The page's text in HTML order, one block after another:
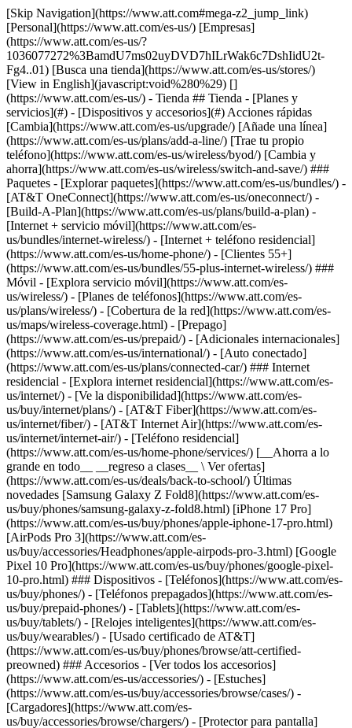
[Skip Navigation](https://www.att.com#mega-z2_jump_link) [Personal](https://www.att.com/es-us/) [Empresas](https://www.att.com/es-us/?1036077272%3BamdU7ms02uyDVD7hILrWak6c7DshIidU2t-Fg4..01) [Busca una tienda](https://www.att.com/es-us/stores/) [View in English](javascript:void%280%29) [](https://www.att.com/es-us/) - Tienda ## Tienda - [Planes y servicios](#) - [Dispositivos y accesorios](#) Acciones rápidas [Cambia](https://www.att.com/es-us/upgrade/) [Añade una línea](https://www.att.com/es-us/plans/add-a-line/) [Trae tu propio teléfono](https://www.att.com/es-us/wireless/byod/) [Cambia y ahorra](https://www.att.com/es-us/wireless/switch-and-save/) ### Paquetes - [Explorar paquetes](https://www.att.com/es-us/bundles/) - [AT&T OneConnect](https://www.att.com/es-us/oneconnect/) - [Build-A-Plan](https://www.att.com/es-us/plans/build-a-plan) - [Internet + servicio móvil](https://www.att.com/es-us/bundles/internet-wireless/) - [Internet + teléfono residencial](https://www.att.com/es-us/home-phone/) - [Clientes 55+](https://www.att.com/es-us/bundles/55-plus-internet-wireless/) ### Móvil - [Explora servicio móvil](https://www.att.com/es-us/wireless/) - [Planes de teléfonos](https://www.att.com/es-us/plans/wireless/) - [Cobertura de la red](https://www.att.com/es-us/maps/wireless-coverage.html) - [Prepago](https://www.att.com/es-us/prepaid/) - [Adicionales internacionales](https://www.att.com/es-us/international/) - [Auto conectado](https://www.att.com/es-us/plans/connected-car/) ### Internet residencial - [Explora internet residencial](https://www.att.com/es-us/internet/) - [Ve la disponibilidad](https://www.att.com/es-us/buy/internet/plans/) - [AT&T Fiber](https://www.att.com/es-us/internet/fiber/) - [AT&T Internet Air](https://www.att.com/es-us/internet/internet-air/) - [Teléfono residencial](https://www.att.com/es-us/home-phone/services/) [__Ahorra a lo grande en todo__ __regreso a clases__ \ Ver ofertas](https://www.att.com/es-us/deals/back-to-school/) Últimas novedades [Samsung Galaxy Z Fold8](https://www.att.com/es-us/buy/phones/samsung-galaxy-z-fold8.html) [iPhone 17 Pro](https://www.att.com/es-us/buy/phones/apple-iphone-17-pro.html) [AirPods Pro 3](https://www.att.com/es-us/buy/accessories/Headphones/apple-airpods-pro-3.html) [Google Pixel 10 Pro](https://www.att.com/es-us/buy/phones/google-pixel-10-pro.html) ### Dispositivos - [Teléfonos](https://www.att.com/es-us/buy/phones/) - [Teléfonos prepagados](https://www.att.com/es-us/buy/prepaid-phones/) - [Tablets](https://www.att.com/es-us/buy/tablets/) - [Relojes inteligentes](https://www.att.com/es-us/buy/wearables/) - [Usado certificado de AT&T](https://www.att.com/es-us/buy/phones/browse/att-certified-preowned) ### Accesorios - [Ver todos los accesorios](https://www.att.com/es-us/accessories/) - [Estuches](https://www.att.com/es-us/buy/accessories/browse/cases/) - [Cargadores](https://www.att.com/es-us/buy/accessories/browse/chargers/) - [Protector para pantalla](https://www.att.com/es-us/buy/accessories/browse/screen-protectors/) - [Audífonos](https://www.att.com/es-us/buy/accessories/browse/headphones/) ### Brands - [Apple](https://www.att.com/es-us/buy/phones/browse/apple/) - [Samsung](https://www.att.com/es-us/buy/phones/browse/samsung/) - [Motorola](https://www.att.com/es-us/buy/phones/browse/motorola/) - [Google](https://www.att.com/es-us/buy/phones/browse/google/) - [Meta](https://www.att.com/es-us/buy/accessories/browse/all/meta/) [__Obtén el nuevo Samsung Galaxy Z Fold8 por $0 con intercambio elegible__ \ Reserva](https://www.att.com/es-us/buy/phones/samsung-galaxy-z-fold8.html) - Ofertas ## Ofertas - [Nuevos y destacados](#) - [Descuentos para clientes](#) Destacados [Ve todas las ofertas](https://www.att.com/es-us/deals/) [Ofertas de servicio móvil](https://www.att.com/es-us/deals/cell-phone-deals/) [Ofertas de internet](https://www.att.com/es-us/deals/internet/) [Ofertas de intercambio](https://www.att.com/es-us/buy/phones/browse/tradeinoffer/) [Sin ofertas de intercambio](https://www.att.com/es-us/buy/phones/browse/nontradeinoffer/) ### Ofertas de tendencia - [Samsung Galaxy](https://www.att.com/es-us/buy/phones/browse/samsung_hasdeals_value_nontradeinoffer_tradeinoffer/) - [Apple iPhone](https://www.att.com/es-us/buy/phones/browse/apple_hasdeals_value_nontradeinoffer_tradeinoffer/) - [Menos de $50](https://www.att.com/es-us/buy/accessories/browse/all/price-range-25-50_price-range-5-25_5-and-under/) - [Ofertas de regreso a clases](https://www.att.com/es-us/deals/back-to-school/) ### Ofertas de dispositivos y accesorios - [Teléfonos](https://www.att.com/es-us/buy/phones/browse/hasdeals_value_nontradeinoffer_tradeinoffer/) - [Teléfonos prepagados](https://www.att.com/es-us/buy/prepaid-phones/browse/hasdeals/) - [Tablets](https://www.att.com/es-us/buy/tablets/browse/hasdeals_nontradeinoffer/) - [Relojes inteligentes](https://www.att.com/es-us/buy/wearables/browse/hasdeals_nontradeinoffer/) - [Ofertas de accesorios](https://www.att.com/es-us/buy/accessories/browse/all/deals/) ### Suscripciones - [AT&T OneConnect](https://www.att.com/es-us/oneconnect/) [__Cámbiate a AT&T y averigua cómo obtener hasta $800 por línea para terminar tu contrato__ \ Compra ahora](https://www.att.com/es-us/buy/phones/) ### Descuentos por ocupación - [Empleados de empresas](https://www.att.com/es-us/verification/signaturehub/#employment) - [Militares y veteranos](https://www.att.com/es-us/offers/discount-program/military-discount/) - [Maestros](https://www.att.com/es-us/offers/discount-program/teacher/) - [Enfermeros y médicos](https://www.att.com/es-us/verification/signaturehub/#medical) - [Personal de emergencias activo](https://www.att.com/es-us/firstnetandfamily/) ### Descuentos por afiliación - [Clientes 55+](https://www.att.com/es-us/verification/signaturehub/#age) - [Personal retirado del servicio de emergencia](https://www.att.com/es-us/offers/discount-program/retired-responders/) - [Trabajadores de sindicatos](https://www.att.com/es-us/offers/discount-program/union-discount/) - [Estudiantes](https://www.att.com/es-us/verification/signaturehub/#student) ### Ahorros para socios - [Descuento con tarjeta de crédito](https://www.att.com/es-us/?1036077272%3BamdU7ms02uyDVD7hIidU2t-FgOyvGkzT7uyJVm497PywgLdW2iYTVis9IZcUaO3.z1) - [Beneficios y más](https://andmorebenefits.att.com/root-discovery) [__Maestros: ahorra hasta $150 por línea y hasta un 20% en planes__ \ Obtén detalles](https://www.att.com/es-us/offers/discount-program/teacher/) - La diferencia de AT&T ## La diferencia de AT&T - [Nuestra ventaja competitiva](#) ### ¿Por qué elegirnos? - [Garantía AT&T](https://www.att.com/es-us/why-att/guarantee/) - [Por qué AT&T](https://www.att.com/es-us/why-att/) - [AT&T vs. T-Mobile y Verizon](https://www.att.com/es-us/wireless/switch-and-save/#compare-us) - [AT&T Fiber vs. Spectrum y Xfinity](https://www.att.com/es-us/internet/fiber/#compare-us) - [Prueba AT&T gratis](https://www.att.com/es-us/wireless/free-trial/) - [Cambia y ahorra](https://www.att.com/es-us/wireless/switch-and-save/) ### Cobertura excepcional - [Mapa de cobertura 5G](https://www.att.com/es-us/maps/wireless-coverage.html) - [Mapa de cobertura de fibra óptica](https://www.att.com/es-us/internet/fiber/coverage-map/) [__La mejor garantía de Estados Unidos__ \ Obtén detalles](https://www.att.com/es-us/why-att/guarantee/) - Ayuda ## Ayuda - [Factura y cuenta](#) - [Móvil](#) - [Internet](#) Acciones rápidas [Ve toda la ayuda](https://www.att.com/es-us/support/) [Ver mi cuenta](https://www.att.com/es-us/acctmgmt/overview) [Centro de pagos](https://www.att.com/es-us/acctmgmt/mypaymentcenter) [Centro de facturación](https://www.att.com/es-us/acctmgmt/billing/mybillingcenter) ### Factura y pagos - [Comprende tu factura](https://www.att.com/es-us/support/my-account/understand-your-bill/) - [Averigua por qué tu factura cambió](https://www.att.com/es-us/support/article/my-account/KM1051879/) - [Configura y administra AutoPay](https://www.att.com/es-us/acctmgmt/mypaymentcenter?intent=MANAGEAUTOPAY) - [Ve las cuotas de los dispositivos](https://www.att.com/es-us/acctmgmt/payment/installmentplandetails) - [Pagar sin iniciar sesión](https://www.att.com/es-us/acctmgmt/fastpmt/fastpay) ### Cuenta - [Cambiar o restablecer contraseña](https://www.att.com/es-us/support/article/my-account/KM1008941/) - [Añade o elimina cuentas](https://www.att.com/es-us/support/article/my-account/KM1008925/) - [Traslada el servicio de internet](https://www.att.com/es-us/help/moving/) - [Ve tus pedidos y reclamaciones](https://www.att.com/es-us/orders/history) - [Más ayuda con la cuenta](https://www.att.com/es-us/support/my-account/) [__La mejor garantía de Estados Unidos__ \ Obtén detalles](https://www.att.com/es-us/why-att/guarantee/) Acciones rápidas [Administrar mi servicio móvil](https://www.att.com/es-us/acctmgmt/mywireless) [Rastrear mi pedido](https://www.att.com/es-us/orders/history) [Añade AT&T International Day Pass](https://www.att.com/es-us/acctmgmt/signin?intent=DEEPLINK&soc=IRRLHDF&level=CAT&source=ILC242589969&wtExtndSource=Megamenu) ### Mi dispositivo - [Verificar mi uso](https://www.att.com/es-us/acctmgmt/usage/mysummary) - [Administra complementos](https://www.att.com/es-us/acctmgmt/wireless/manage-addon) - [Cambiar mi plan](https://www.att.com/es-us/acctmgmt/mywireless/manageplan/) - [Añade una línea](https://www.att.com/es-us/buy/postpaid/?wlsfi=AL) - [Consultar los requisitos de cambio](https://www.att.com/es-us/buy/postpaid/?wlsfi=up) - [Activa un dispositivo móvil](https://www.att.com/es-us/